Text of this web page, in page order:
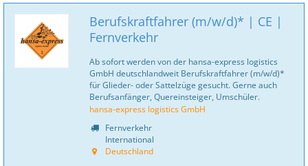
Berufskraftfahrer (m/w/d)* | CE |
Fernverkehr
Ab sofort werden von der hansa-express logistics
GmbH deutschlandweit Berufskraftfahrer (m/w/d)*
für Glieder- oder Sattelzüge gesucht. Gerne auch
Berufsanfänger, Quereinsteiger, Umschüler.
hansa-express logistics GmbH
Fernverkehr
International
Deutschland